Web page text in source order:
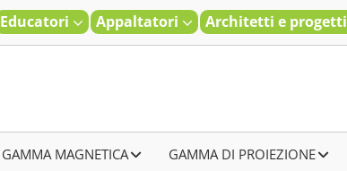
Educatori Appaltatori Architetti e
GAMMA MAGNETICA– GAMMA DI PROIEZIONE–